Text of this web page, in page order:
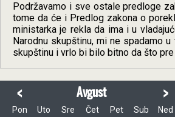
Podržavamo i sve ostale predloge
tome da će i Predlog zakona o
ministarka je rekla da ima i u
Narodnu skupštinu, mi ne spadamo
skupštinu i vrlo bi bilo bitno da što
< Avgust >
Pon Uto Sre Čet Pet Sub
Ned